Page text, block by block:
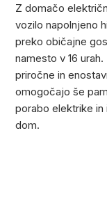
Z domačo
vozilo napolnjeno
preko običajne
namesto v 16
priročne in
omogočajo še
porabo elektrike
dom.